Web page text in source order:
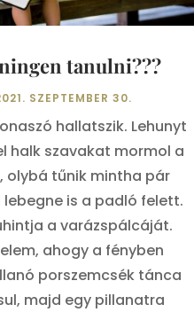
tanulni???
SZEPTEMBER 30.
hallatszik. Lehunyt
halk szavakat mormol a
olybá tűnik mintha pár
lebegne is a padló felett.
a varázspálcáját.
ahogy a fényben
porszemcsék tánca
majd egy pillanatra